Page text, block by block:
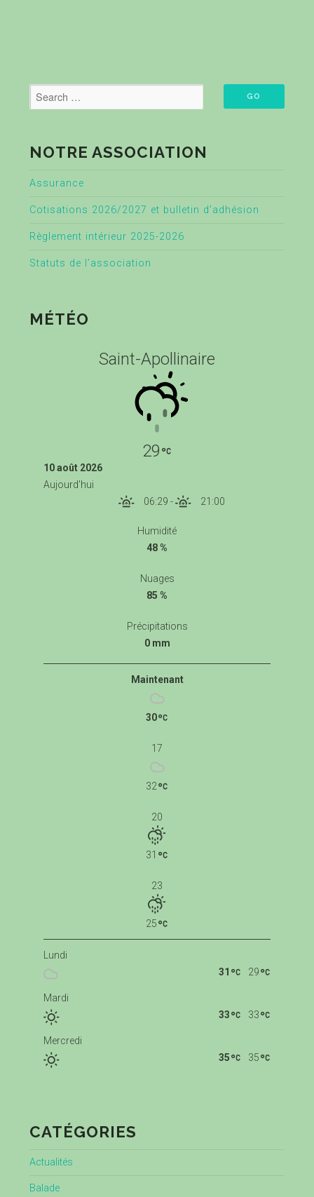
NOTRE ASSOCIATION
Assurance
Cotisations 2026/2027 et bulletin d’adhésion
Règlement intérieur 2025-2026
Statuts de l’association
MÉTÉO
Saint-Apollinaire
29
10 août 2026
Aujourd'hui
06:29 - 21:00
Humidité
48 %
Nuages
85 %
Précipitations
0 mm
Maintenant
30
17
32
20
31
23
25
Lundi
29
31
Mardi
33
33
Mercredi
35
35
CATÉGORIES
Actualités
Balade